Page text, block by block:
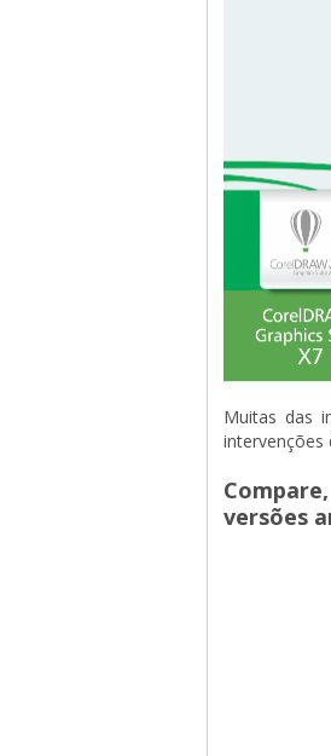
Muitas das
intervenções
versões